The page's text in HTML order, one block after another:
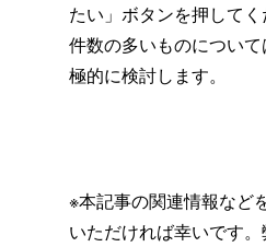
たい」ボタンを押して
件数の多いものについ
極的に検討します。
※本記事の関連情報など
いただければ幸いです